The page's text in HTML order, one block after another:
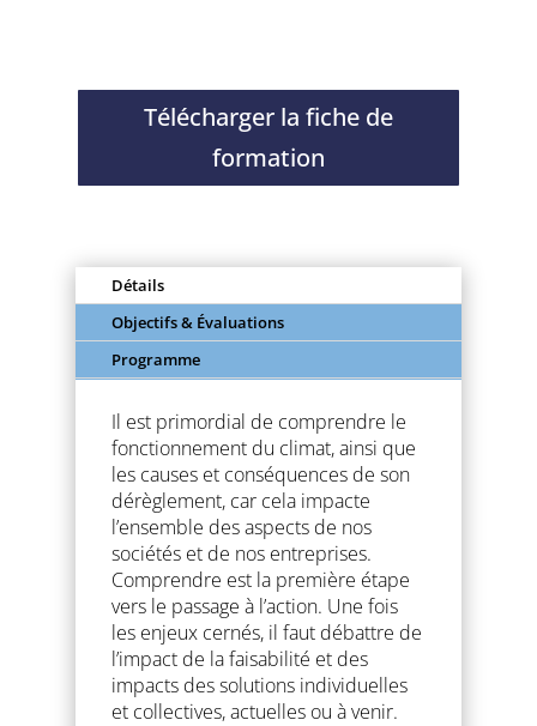
Télécharger la fiche de
formation
Détails
Objectifs & Évaluations
Programme
Il est primordial de comprendre le
fonctionnement du climat, ainsi que
les causes et conséquences de son
dérèglement, car cela impacte
l’ensemble des aspects de nos
sociétés et de nos entreprises.
Comprendre est la première étape
vers le passage à l’action. Une fois
les enjeux cernés, il faut débattre de
l’impact de la faisabilité et des
impacts des solutions individuelles
et collectives, actuelles ou à venir.